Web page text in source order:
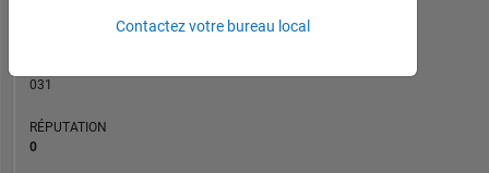
031
RÉPUTATION
0
Contactez votre bureau local